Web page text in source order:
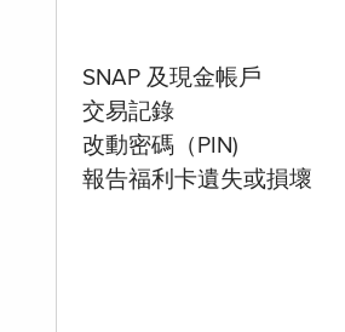
SNAP 及現金帳戶
交易記錄
改動密碼（PIN)
報告福利卡遺失或損壞